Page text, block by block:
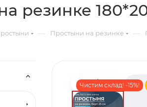
резинке
— Простыни на резинке —
Чистим склад! -15%!